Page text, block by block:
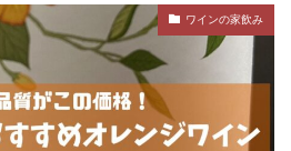
ワインの家飲み